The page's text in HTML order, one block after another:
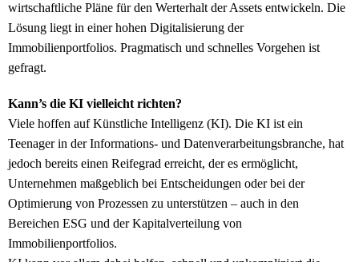
wirtschaftliche Pläne für den Werterhalt der Assets entwickeln. Die
Lösung liegt in einer hohen Digitalisierung der
Immobilienportfolios. Pragmatisch und schnelles Vorgehen ist
gefragt.
Kann’s die KI vielleicht richten?
Viele hoffen auf Künstliche Intelligenz (KI). Die KI ist ein
Teenager in der Informations- und Datenverarbeitungsbranche, hat
jedoch bereits einen Reifegrad erreicht, der es ermöglicht,
Unternehmen maßgeblich bei Entscheidungen oder bei der
Optimierung von Prozessen zu unterstützen – auch in den
Bereichen ESG und der Kapitalverteilung von
Immobilienportfolios.